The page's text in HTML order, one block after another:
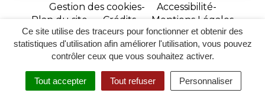
Ce site utilise des traceurs pour fonctionner et obtenir des
statistiques d'utilisation afin améliorer l'utilisation, vous pouvez
contrôler ceux que vous souhaitez activer.
Tout accepter Tout refuser Personnaliser
RECHERCHER
ACCESSIBILITÉ
Gestion des cookies
Accessibilité
Plan du site
Crédits
Mentions Légales
Site
réalisé
par
Inovagora